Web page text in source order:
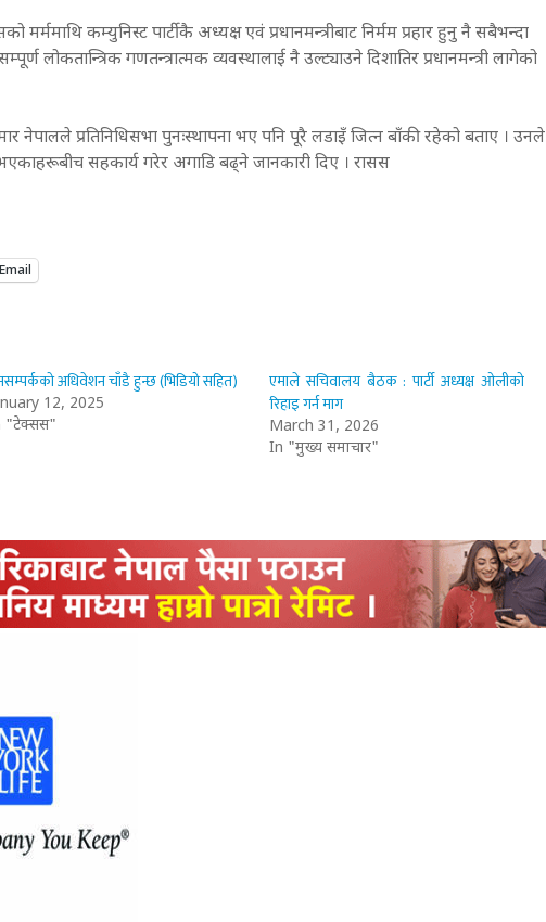
मर्ममाथि कम्युनिस्ट पार्टीकै अध्यक्ष एवं प्रधानमन्त्रीबाट निर्मम प्रहार हुनु नै सबैभन्दा
लोकतान्त्रिक गणतन्त्रात्मक व्यवस्थालाई नै उल्ट्याउने दिशातिर प्रधानमन्त्री लागेको
नेपालले प्रतिनिधिसभा पुनःस्थापना भए पनि पूरै लडाइँ जित्न बाँकी रहेको बताए । उनले
सहकार्य गरेर अगाडि बढ्ने जानकारी दिए । रासस
Email
अधिवेशन चाँडै हुन्छ (भिडियो सहित)
12, 2025
"टेक्सस"
एमाले सचिवालय बैठक : पार्टी अध्यक्ष ओलीको
रिहाइ गर्न माग
March 31, 2026
In "मुख्य समाचार"